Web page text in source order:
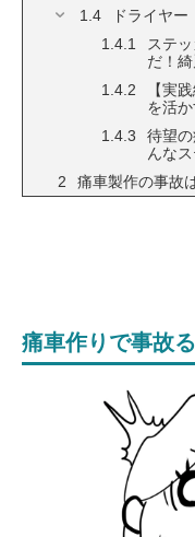
ドライヤー
ステ
だ！
【実
を活
待望
んな
痛車製作の事故
痛車作りで事故